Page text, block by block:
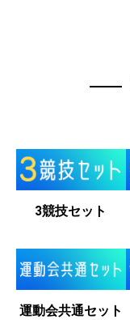
3競技セット
運動会共通セット